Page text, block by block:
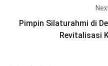
Pimpin Silaturahmi di
Revitalisasi